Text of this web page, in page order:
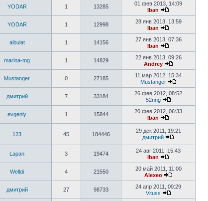
YODAR 1 13285
01 фев 2013, 14:09
Iban
YODAR 1 12998
28 янв 2013, 13:59
Iban
aibulat 1 14156
27 янв 2013, 07:36
Iban
marina-mg 1 14829
22 янв 2013, 09:26
Andrey
Mustanger 0 27185
11 мар 2012, 15:34
Mustanger
дмитрий 7 33184
26 фев 2012, 08:52
52nng
evgeniy 1 15844
20 фев 2012, 06:33
Iban
123 45 184446
29 дек 2011, 19:21
дмитрий
Lapan 3 19474
24 авг 2011, 15:43
Iban
Welldi 4 21550
20 май 2011, 11:00
Alexeo
дмитрий 27 98733
24 апр 2011, 00:29
Vituss